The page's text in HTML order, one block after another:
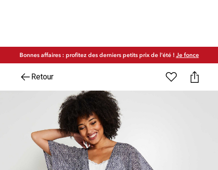
Bonnes affaires : profitez des derniers petits prix de l'été ! Je fonce
Retour